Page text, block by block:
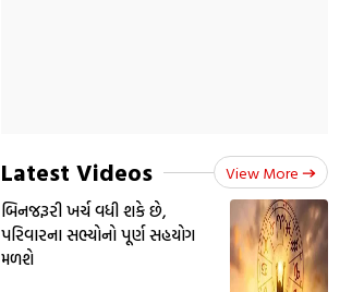
Latest Videos View More
બિનજરૂરી ખર્ચ વધી શકે છે,
પરિવારના સભ્યોનો પૂર્ણ સહયોગ
મળશે